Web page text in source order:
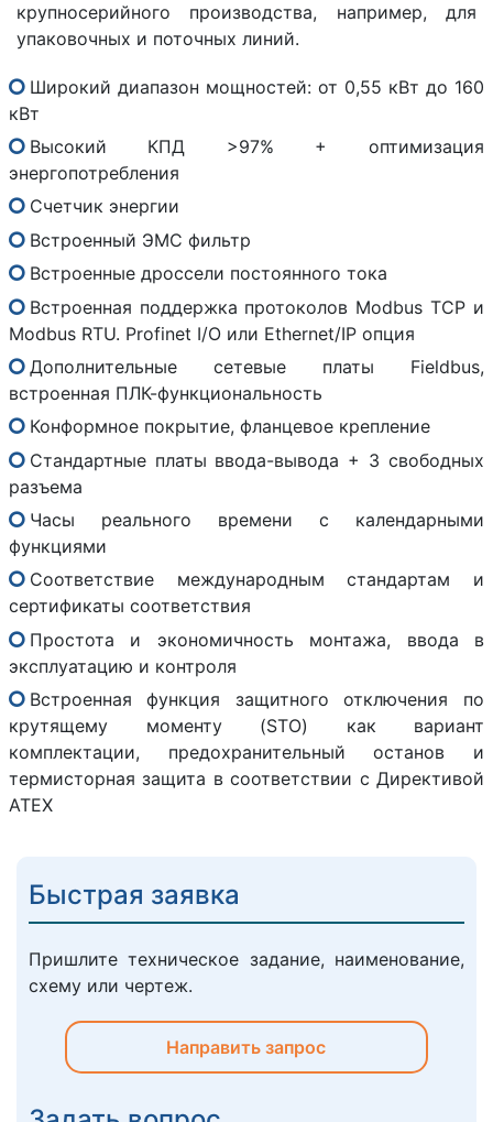
крупносерийного производства, например, для
упаковочных и поточных линий.
Широкий диапазон мощностей: от 0,55 кВт до 160
кВт
Высокий КПД >97% + оптимизация
энергопотребления
Счетчик энергии
Встроенный ЭМС фильтр
Встроенные дроссели постоянного тока
Встроенная поддержка протоколов Modbus TCP и
Modbus RTU. Profinet I/O или Ethernet/IP опция
Дополнительные сетевые платы Fieldbus,
встроенная ПЛК-функциональность
Конформное покрытие, фланцевое крепление
Стандартные платы ввода-вывода + 3 свободных
разъема
Часы реального времени с календарными
функциями
Соответствие международным стандартам и
сертификаты соответствия
Простота и экономичность монтажа, ввода в
эксплуатацию и контроля
Встроенная функция защитного отключения по
крутящему моменту (STO) как вариант
комплектации, предохранительный останов и
термисторная защита в соответствии с Директивой
ATEX
Быстрая заявка
Пришлите техническое задание, наименование,
схему или чертеж.
Направить запрос